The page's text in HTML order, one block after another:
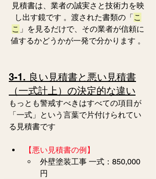
見積書は、業者の誠実さと技術力を映
し出す鏡です 。渡された書類の「こ
こ 」を見るだけで、その業者が信頼に
値するかどうかが一発で分かります 。
3-1. 良い見積書と悪い見積書
（一式計上）の決定的な違い
もっとも警戒すべきはすべての項目が
「一式」という言葉で片付けられてい
る見積書です
【悪い見積書の例】
外壁塗装工事 一式：850,000
円